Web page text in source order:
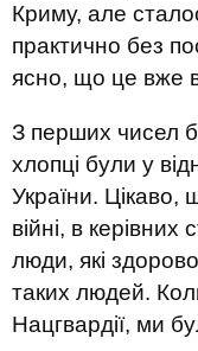
Криму, але
практично без
ясно, що це вже
З перших чисел
хлопці були у
України. Цікаво,
війні, в
люди, які
таких людей.
Нацгвардії, ми